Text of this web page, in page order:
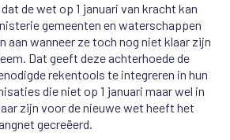
de wet op 1 januari van kracht kan
gemeenten en waterschappen
aan wanneer ze toch nog niet klaar zijn
Dat geeft deze achterhoede de
rekentools te integreren in hun
die niet op 1 januari maar wel in
zijn voor de nieuwe wet heeft het
gecreëerd.